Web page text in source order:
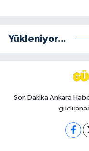
Yükleniyor...
Son Dakika Ankara